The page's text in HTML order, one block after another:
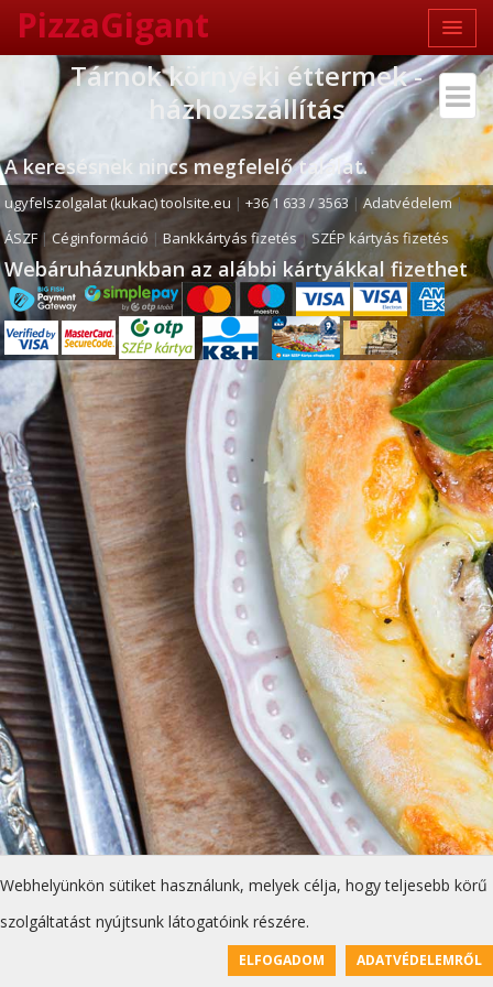
Webhelyünkön sütiket használunk, melyek célja, hogy teljesebb körű
szolgáltatást nyújtsunk látogatóink részére.
ELFOGADOM ADATVÉDELEMRŐL
PizzaGigant
Tárnok környéki éttermek -
házhozszállítás
A keresésnek nincs megfelelő találat.
ugyfelszolgalat (kukac) toolsite.eu |+36 1 633 / 3563|Adatvédelem|
ÁSZF |Céginformáció |Bankkártyás fizetés|SZÉP kártyás fizetés
Webáruházunkban az alábbi kártyákkal fizethet